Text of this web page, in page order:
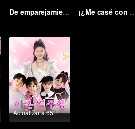
De emparejamiento fallido a matrimonio relámpago: Mi magnate trillonario ¡¿Me casé con un magnate justo después de
Actualizar a 65